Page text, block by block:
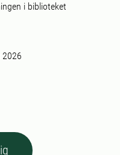
i biblioteket